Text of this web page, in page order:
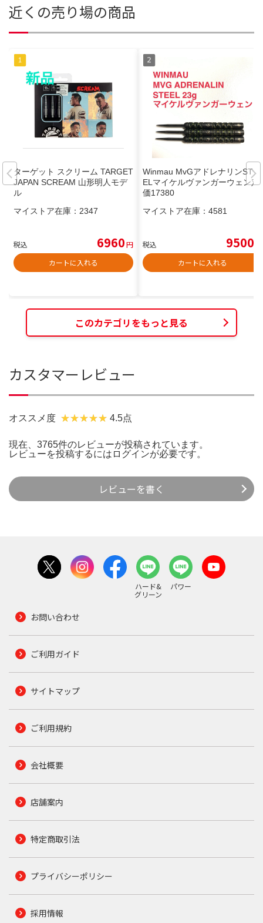
近くの売り場の商品
ターゲット スクリーム TARGET
JAPAN SCREAM 山形明人モデ
ル
マイストア在庫： 2347
税込 6960円
カートに入れる
Winmau MvGアドレナリンSTE
ELマイケルヴァンガーウェン定
価17380
マイストア在庫： 4581
税込 9500
カートに入れる
このカテゴリをもっと見る
カスタマーレビュー
オススメ度 4.5点
現在、3765件のレビューが投稿されています。
レビューを投稿するには ログインが必要です。
レビューを書く
ハード&
グリーン
パワー
お問い合わせ
ご利用ガイド
サイトマップ
ご利用規約
会社概要
店舗案内
特定商取引法
プライバシーポリシー
採用情報